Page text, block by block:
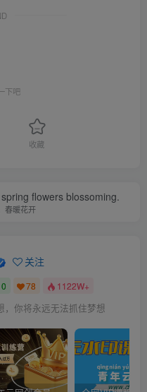
下吧
收藏
flowers blossoming.
春暖花开
关注
0 78 1122W+
，你将永远无法抓住梦想